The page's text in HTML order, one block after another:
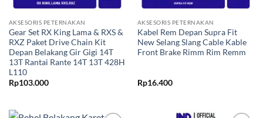
AKSESORIS PETERNAKAN
Gear Set RX King Lama & RXS &
RXZ Paket Drive Chain Kit
Depan Belakang Gir Gigi 14T
13T Rantai Rante 14T 13T 428H
L110
Rp103.000
AKSESORIS PETERNAKAN
Kabel Rem Depan Supra Fit
New Selang Slang Cable Kable
Front Brake Rimm Rim Remm
Rp16.400